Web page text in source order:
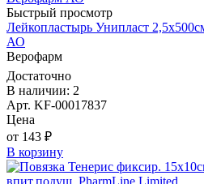
Быстрый просмотр
Лейкопластырь Унипласт
АО
Верофарм
Достаточно
В наличии: 2
Арт. KF-00017837
Цена
от 143 ₽
В корзину